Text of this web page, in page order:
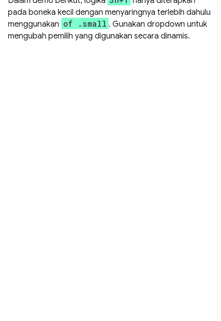
pada boneka kecil dengan menyaringnya terlebih dahulu
menggunakan of .small . Gunakan dropdown untuk
mengubah pemilih yang digunakan secara dinamis.